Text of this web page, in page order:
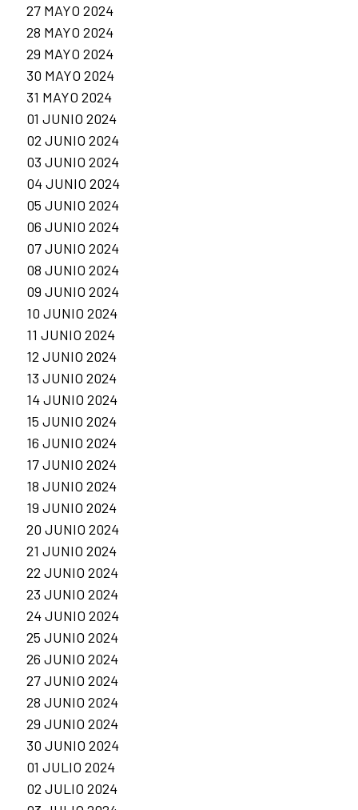
27 MAYO 2024
28 MAYO 2024
29 MAYO 2024
30 MAYO 2024
31 MAYO 2024
01 JUNIO 2024
02 JUNIO 2024
03 JUNIO 2024
04 JUNIO 2024
05 JUNIO 2024
06 JUNIO 2024
07 JUNIO 2024
08 JUNIO 2024
09 JUNIO 2024
10 JUNIO 2024
11 JUNIO 2024
12 JUNIO 2024
13 JUNIO 2024
14 JUNIO 2024
15 JUNIO 2024
16 JUNIO 2024
17 JUNIO 2024
18 JUNIO 2024
19 JUNIO 2024
20 JUNIO 2024
21 JUNIO 2024
22 JUNIO 2024
23 JUNIO 2024
24 JUNIO 2024
25 JUNIO 2024
26 JUNIO 2024
27 JUNIO 2024
28 JUNIO 2024
29 JUNIO 2024
30 JUNIO 2024
01 JULIO 2024
02 JULIO 2024